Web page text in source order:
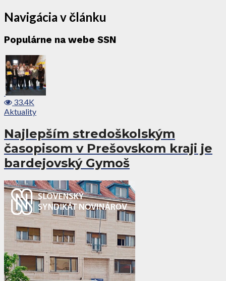
Navigácia v článku
Populárne na webe SSN
33.4K
Aktuality
Najlepším stredoškolským
časopisom v Prešovskom kraji je
bardejovský Gymoš